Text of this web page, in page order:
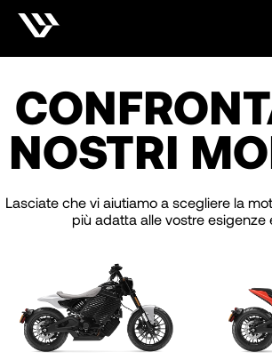
NOSTRI
Lasciate che vi aiutiamo a scegliere la
più adatta alle vostre esigenze